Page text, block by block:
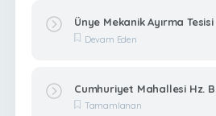
Ünye Mekanik Ayırma Tesisi
Devam Eden
Cumhuriyet Mahallesi Hz.
Tamamlanan